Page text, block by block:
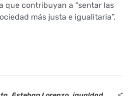
que contribuyan a “sentar las
más justa e igualitaria”.